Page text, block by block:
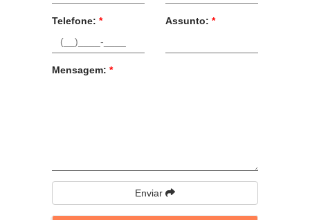
Telefone: * Assunto: *
Mensagem: *
Enviar